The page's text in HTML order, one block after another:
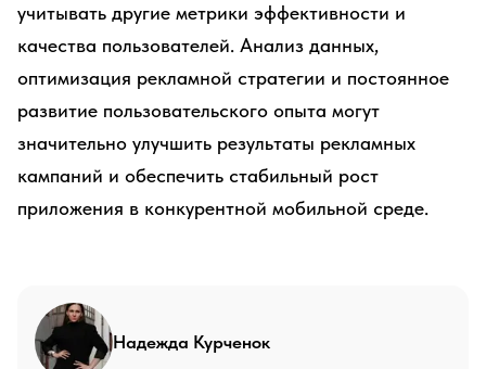
учитывать другие метрики эффективности и
качества пользователей. Анализ данных,
оптимизация рекламной стратегии и постоянное
развитие пользовательского опыта могут
значительно улучшить результаты рекламных
кампаний и обеспечить стабильный рост
приложения в конкурентной мобильной среде.
Надежда Курченок